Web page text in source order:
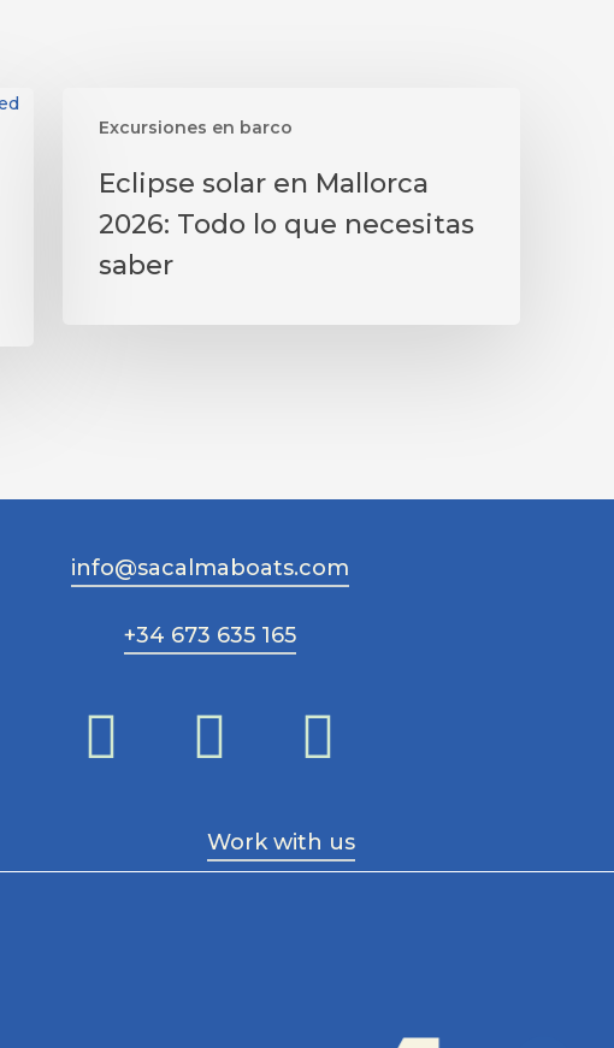
Excursiones en barco
solar
Mallorca
Eclipse solar en Mallorca
2026: Todo lo que necesitas
saber
info@sacalmaboats.com
+34 673 635 165
Work with us